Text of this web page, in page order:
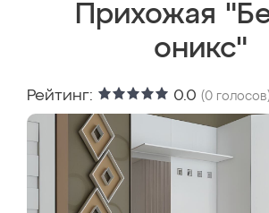
Прихожая
оникс"
Рейтинг: 0.0 (0